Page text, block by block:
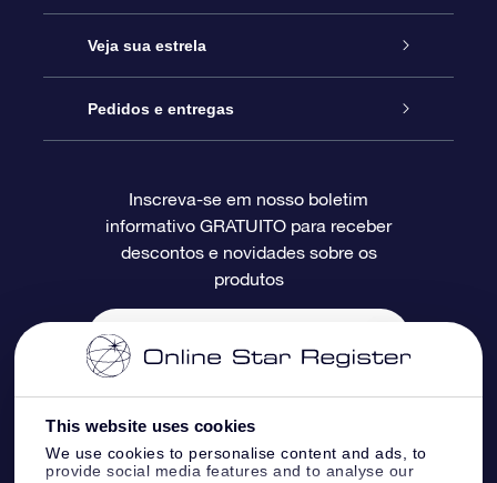
This website uses cookies
We use cookies to personalise content and ads, to
provide social media features and to analyse our
Entre em contato conosco
Blog
Avaliações
Presente estrelar on-line
Pacote de presente da OSR
O cartão de presente da OSR
Presentes corporativos
Veja sua estrela
Star Register
Página estelar personalizada
Um Milhão de Estrelas
OSR Starsaver
Aplicativo RV Fly me to the stars
Pedidos e entregas
Informações de pagamento
Política de devolução
Constelações
Inscreva-se em nosso boletim
informativo GRATUITO para receber
descontos e novidades sobre os
produtos